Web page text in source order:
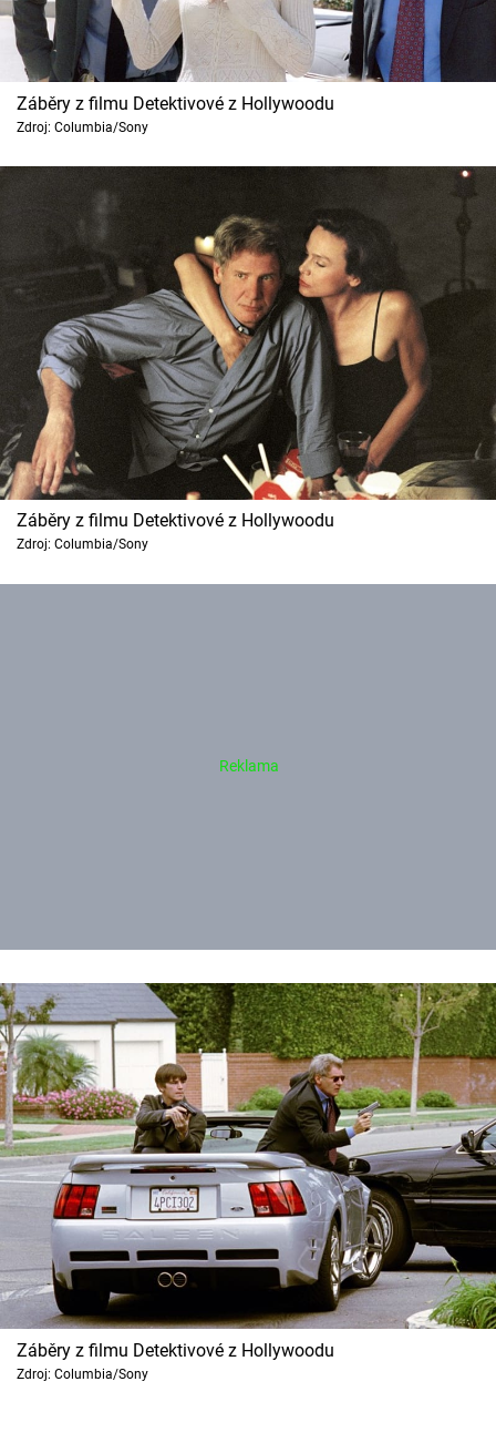
Záběry z filmu Detektivové z Hollywoodu
Zdroj: Columbia/Sony
Záběry z filmu Detektivové z Hollywoodu
Zdroj: Columbia/Sony
Záběry z filmu Detektivové z Hollywoodu
Zdroj: Columbia/Sony